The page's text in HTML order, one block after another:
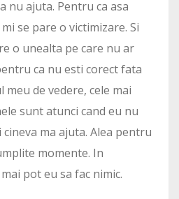
nu ajuta. Pentru ca asa
se pare o victimizare. Si
o unealta pe care nu ar
ca nu esti corect fata
de vedere, cele mai
sunt atunci cand eu nu
ma ajuta. Alea pentru
momente. In
pot eu sa fac nimic.